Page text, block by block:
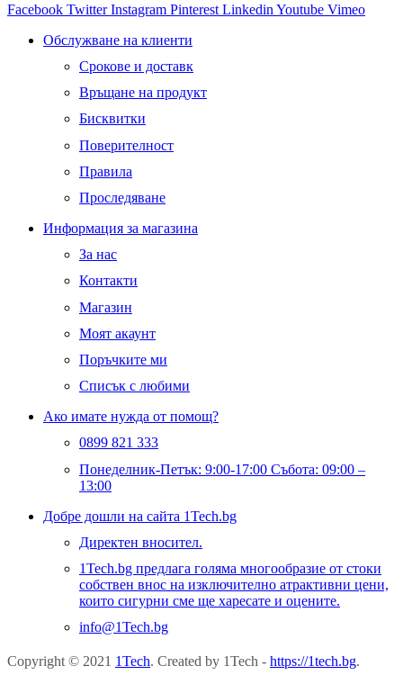
Facebook Twitter Instagram Pinterest Linkedin Youtube Vimeo
Обслужване на клиенти
Срокове и доставк
Връщане на продукт
Бисквитки
Поверителност
Правила
Проследяване
Информация за магазина
За нас
Контакти
Магазин
Моят акаунт
Поръчките ми
Списък с любими
Ако имате нужда от помощ?
0899 821 333
Понеделник-Петък: 9:00-17:00 Събота: 09:00 –
13:00
Добре дошли на сайта 1Tech.bg
Директен вносител.
1Tech.bg предлага голяма многообразие от стоки
собствен внос на изключително атрактивни цени,
които сигурни сме ще харесате и оцените.
info@1Tech.bg
Copyright © 2021 1Tech. Created by 1Tech - https://1tech.bg.